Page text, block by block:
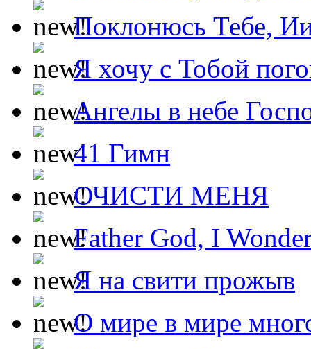
Поклонюсь Тебе,
Я хочу с Тобой
Ангелы в небе
41 Гимн
ОЧИСТИ МЕНЯ
Father God, I
Я на свити прожыв
О мире в мире